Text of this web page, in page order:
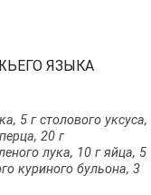
ЯЗЫКА
5 г столового уксуса,
20 г
лука, 10 г яйца, 5
куриного бульона, 3